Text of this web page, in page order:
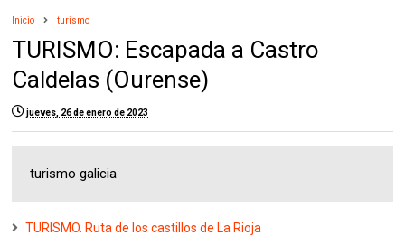
Inicio turismo
TURISMO: Escapada a Castro
Caldelas (Ourense)
jueves, 26 de enero de 2023
turismo galicia
TURISMO. Ruta de los castillos de La Rioja